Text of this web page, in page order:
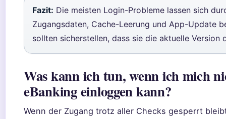
Fazit: Die meisten Login-Probleme lassen sich
Zugangsdaten, Cache-Leerung und App-Update
sollten sicherstellen, dass sie die aktuelle Version
Was kann ich tun, wenn ich mich
eBanking einloggen kann?
Wenn der Zugang trotz aller Checks gesperrt